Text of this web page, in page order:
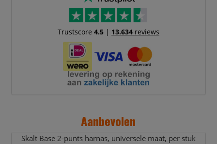
Trustscore 4.5| 13.634reviews
Aanbevolen
Skalt Base 2-punts harnas, universele maat, per stuk